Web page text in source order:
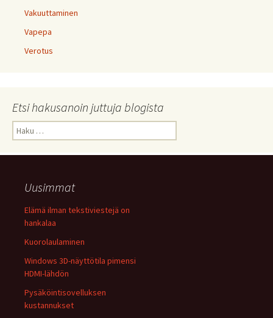
Vakuuttaminen
Vapepa
Verotus
Etsi hakusanoin juttuja blogista
Haku:
Uusimmat
Elämä ilman tekstiviestejä on
hankalaa
Kuorolaulaminen
Windows 3D-näyttötila pimensi
HDMI-lähdön
Pysäköintisovelluksen
kustannukset